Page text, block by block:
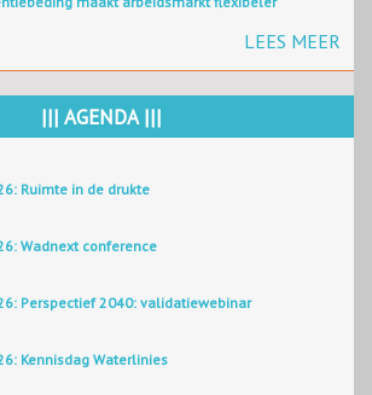
LEES MEER
||| AGENDA |||
Ruimte in de drukte
Wadnext conference
Perspectief 2040: validatiewebinar
Kennisdag Waterlinies